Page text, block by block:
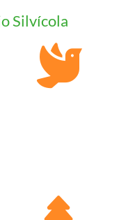
Silvícola